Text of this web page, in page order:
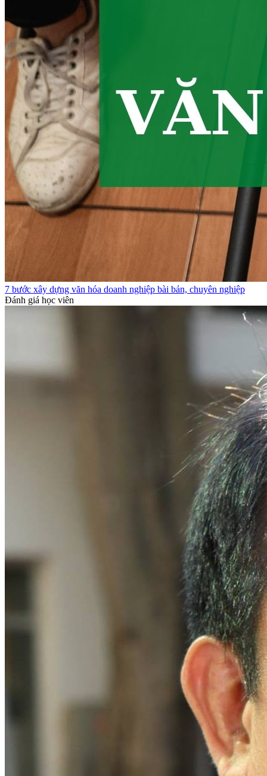
7 bước xây dựng văn hóa doanh nghiệp bài bản, chuyên nghiệp
Đánh giá học viên